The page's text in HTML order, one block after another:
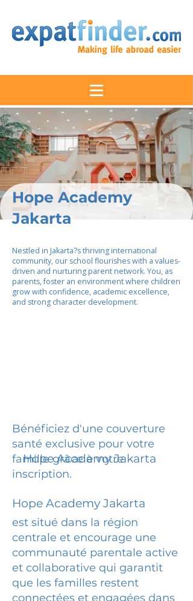
Hope Academy
Jakarta
Nestled in Jakarta?s thriving international
community, our school flourishes with a values-
driven and nurturing parent network. You, as
parents, foster an environment where children
grow with confidence, academic excellence,
and strong character development.
Bénéficiez d'une couverture
santé exclusive pour votre
famille grâce à votre
inscription.
Hope Academy Jakarta
Hope Academy Jakarta
est situé dans la région
centrale et encourage une
communauté parentale active
et collaborative qui garantit
que les familles restent
connectées et engagées dans